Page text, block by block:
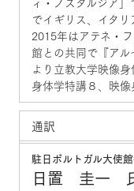
でイギリス、イタリ
2015年はアテネ・
館との共同で『ア
より立教大学映像
身体学特講８、映
通訳
駐日ポルトガル大使
日置 圭一